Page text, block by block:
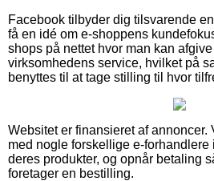
Facebook tilbyder dig tilsvarende
få en idé om e-shoppens
shops på nettet hvor man kan
virksomhedens service, hvilket på
benyttes til at tage stilling til hvor
Websitet er finansieret af annoncer.
med nogle forskellige e-forhandlere
deres produkter, og opnår betaling
foretager en bestilling.